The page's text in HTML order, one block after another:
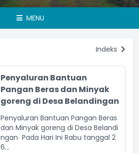
MENU
Indeks
Penyaluran Bantuan
Pangan Beras dan Minyak
goreng di Desa Belandingan
Penyaluran Bantuan Pangan Beras
dan Minyak goreng di Desa Belandi
ngan Pada Hari Ini Rabu tanggal 2
6...